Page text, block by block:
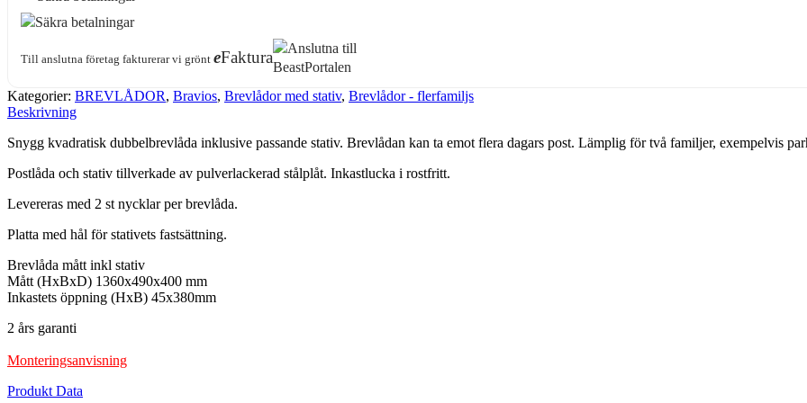
Till anslutna företag fakturerar vi grönt eFaktura
Kategorier: BREVLÅDOR, Bravios, Brevlådor med stativ, Brevlådor - flerfamiljs
Beskrivning
Snygg kvadratisk dubbelbrevlåda inklusive passande stativ. Brevlådan kan ta emot flera dagars post. Lämplig för två familjer, exempelvis
Postlåda och stativ tillverkade av pulverlackerad stålplåt. Inkastlucka i rostfritt.
Levereras med 2 st nycklar per brevlåda.
Platta med hål för stativets fastsättning.
Brevlåda mått inkl stativ
Mått (HxBxD) 1360x490x400 mm
Inkastets öppning (HxB) 45x380mm
2 års garanti
Monteringsanvisning
Produkt Data